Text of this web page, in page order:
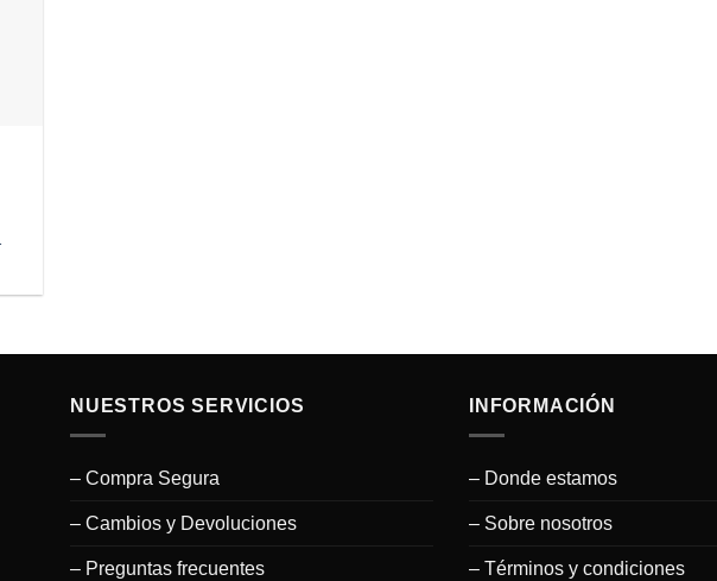
NUESTROS SERVICIOS
– Compra Segura
– Cambios y Devoluciones
– Preguntas frecuentes
INFORMACIÓN
– Donde estamos
– Sobre nosotros
– Términos y condiciones